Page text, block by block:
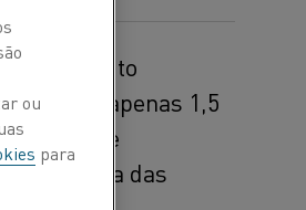
e são muito
de apenas 1,5
de
das
ou
para